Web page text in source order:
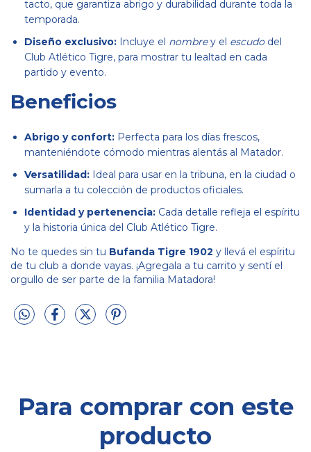
tacto, que garantiza abrigo y durabilidad durante toda la
temporada.
Diseño exclusivo: Incluye el nombrey el escudodel
Club Atlético Tigre, para mostrar tu lealtad en cada
partido y evento.
Beneficios
Abrigo y confort: Perfecta para los días frescos,
manteniéndote cómodo mientras alentás al Matador.
Versatilidad: Ideal para usar en la tribuna, en la ciudad o
sumarla a tu colección de productos oficiales.
Identidad y pertenencia: Cada detalle refleja el espíritu
y la historia única del Club Atlético Tigre.
No te quedes sin tu Bufanda Tigre 1902 y llevá el espíritu
de tu club a donde vayas. ¡Agregala a tu carrito y sentí el
orgullo de ser parte de la familia Matadora!
Para comprar con este
producto